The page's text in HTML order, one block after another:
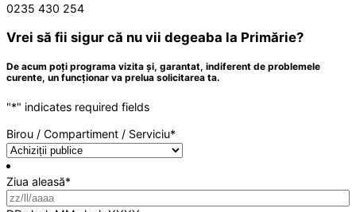
0235 430 254
Vrei să fii sigur că nu vii degeaba la Primărie?
De acum poți programa vizita și, garantat, indiferent de problemele
curente, un funcționar va prelua solicitarea ta.
"*" indicates required fields
Birou / Compartiment / Serviciu*
Ziua aleasă*